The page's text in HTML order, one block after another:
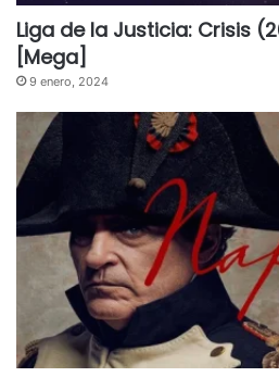
Liga de la Justicia: Crisis
[Mega]
9 enero, 2024